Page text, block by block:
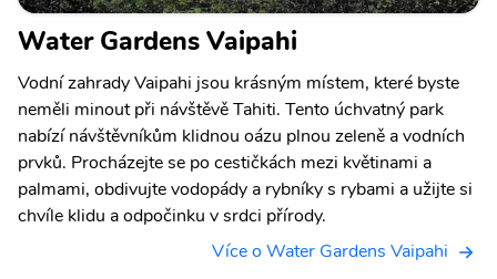
Water Gardens Vaipahi
Vodní zahrady Vaipahi jsou krásným místem, které byste
neměli minout při návštěvě Tahiti. Tento úchvatný park
nabízí návštěvníkům klidnou oázu plnou zeleně a vodních
prvků. Procházejte se po cestičkách mezi květinami a
palmami, obdivujte vodopády a rybníky s rybami a užijte si
chvíle klidu a odpočinku v srdci přírody.
Více o Water Gardens Vaipahi